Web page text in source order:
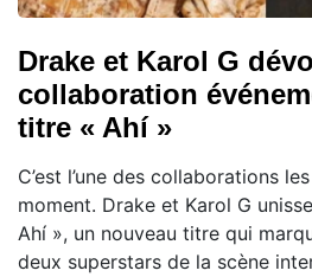
Drake et Karol G
collaboration
titre « Ahí »
C’est l’une des collaborations
moment. Drake et Karol G
Ahí », un nouveau titre qui
deux superstars de la scène